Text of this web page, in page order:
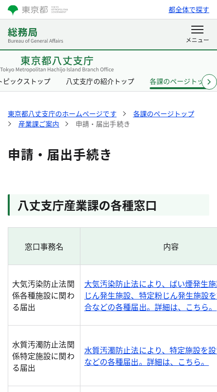
都全体で探す
ピックストップ 八丈支庁の紹介トップ 各課のページトップ
東京都八丈支庁のホームページです
各課のページトップ
産業課ご案内
申請・届出手続き
申請・届出手続き
八丈支庁産業課の各種窓口
窓口事務名 内容
大気汚染防止法関
係各種施設に関わ
る届出
大気汚染防止法により、ばい煙発生
じん発生施設、特定粉じん発生施設
合などの各種届出。詳細は、こちら。
水質汚濁防止法関
係特定施設に関わ
る届出
水質汚濁防止法により、特定施設を
などの各種届出。詳細は、こちら。